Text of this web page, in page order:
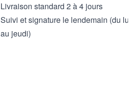
Livraison standard 2 à 4 jours
Suivi et signature le lendemain (du
au jeudi)